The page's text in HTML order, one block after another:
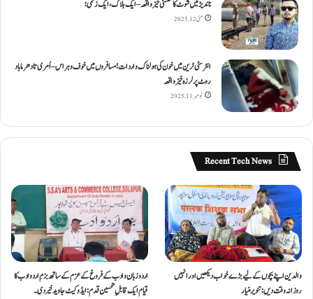
ناندیڑ میں شوٹ کا سنسنی خیز واقعہ – ایک ہلاک، ایک زخمی؛
مئی 12, 2025
انٹر سٹی ٹرین میں خون کی ہولناک واردات! مسافروں میں خوف و ہراس – اُمری تا دھرما باد
روٹ پر لرزہ خیز واقعہ
نومبر 11, 2025
Recent Tech News
والدین اپنے بچوں کے لیے بڑے خواب دیکھیں اور انہیں
روزانہ وقت دیں : تنویر منیار
اردو زبان و ادب کے فروغ کے عزم کے ساتھ بزمِ اردو ادب کا
قیام ایک قابلِ تحسین قدم : ایڈوکیٹ جاوید خیردی۔